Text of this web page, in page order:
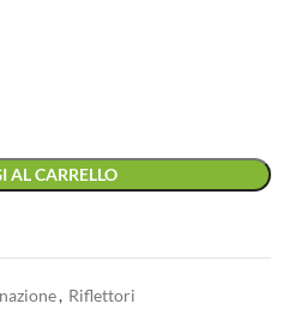
AL CARRELLO
, Riflettori